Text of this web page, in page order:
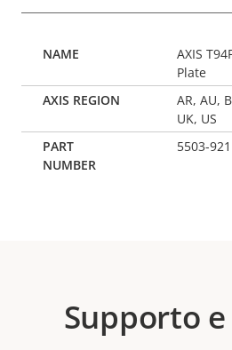
AXIS
Plate
AR, AU,
UK, US
5503-921
Supporto